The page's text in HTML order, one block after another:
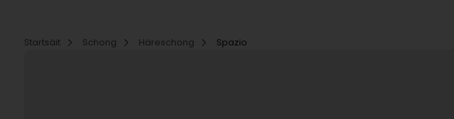
Startsäit
Schong Häreschong Spazio